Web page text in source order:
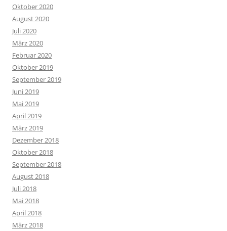
Oktober 2020
August 2020
Juli 2020
März 2020
Februar 2020
Oktober 2019
September 2019
Juni 2019
Mai 2019
April 2019
März 2019
Dezember 2018
Oktober 2018
September 2018
August 2018
Juli 2018
Mai 2018
April 2018
März 2018